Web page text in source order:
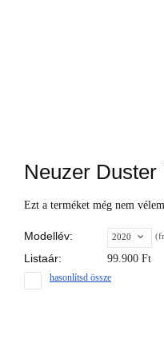
Neuzer Duster
Ezt a terméket még nem
Modellév: 2020
Listaár: 99.900 Ft
hasonlítsd össze